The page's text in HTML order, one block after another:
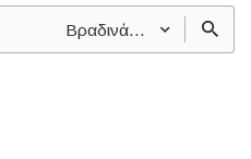
Βραδινά φορέματα